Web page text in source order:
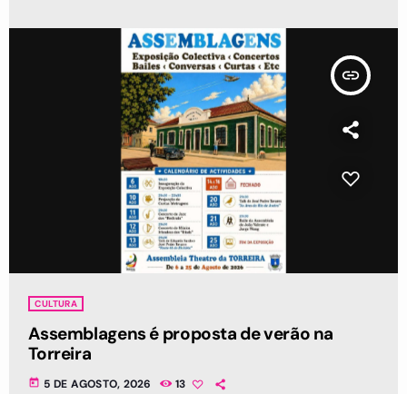
insert_link
CULTURA
Assemblagens é proposta de verão na
Torreira
today 5 DE AGOSTO, 2026 13